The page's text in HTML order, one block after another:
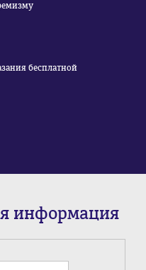
бесплатной
информация